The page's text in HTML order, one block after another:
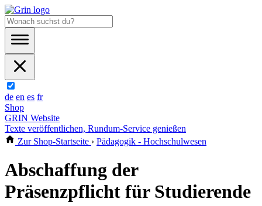
de en es fr
Shop
GRIN Website
Texte veröffentlichen, Rundum-Service genießen
Zur Shop-Startseite › Pädagogik - Hochschulwesen
Abschaffung der
Präsenzpflicht für Studierende